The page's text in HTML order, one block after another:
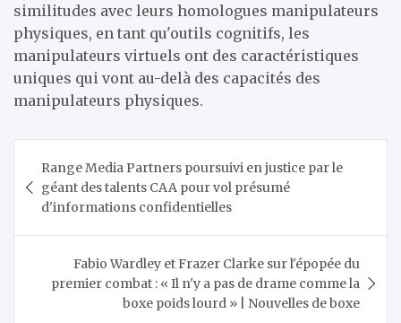
similitudes avec leurs homologues manipulateurs
physiques, en tant qu'outils cognitifs, les
manipulateurs virtuels ont des caractéristiques
uniques qui vont au-delà des capacités des
manipulateurs physiques.
de
l’article
Range Media Partners poursuivi en justice par le
géant des talents CAA pour vol présumé
d'informations confidentielles
Fabio Wardley et Frazer Clarke sur l'épopée du
premier combat : « Il n'y a pas de drame comme la
boxe poids lourd » | Nouvelles de boxe